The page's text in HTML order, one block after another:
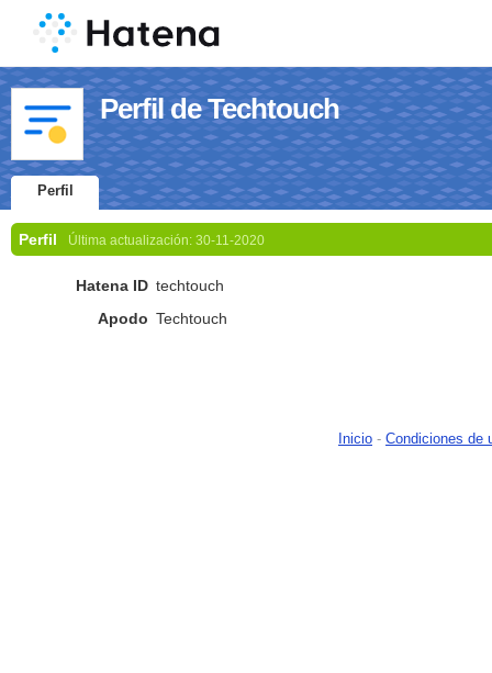
Perfil de Techtouch
Perfil
Perfil Última actualización: 30-11-2020
Hatena ID techtouch
Apodo Techtouch
Inicio - Condiciones de